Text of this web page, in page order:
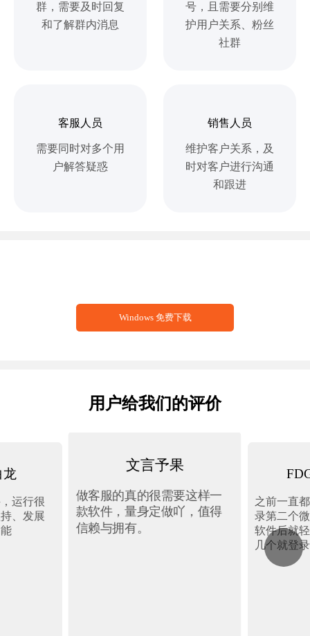
群，需要及时回复
和了解群内消息
号，且需要分别维
护用户关系、粉丝
社群
客服人员
需要同时对多个用
户解答疑惑
销售人员
维护客户关系，及
时对客户进行沟通
和跟进
Windows 免费下载
用户给我们的评价
龙
运行很
、发展
文言予果
做客服的真的很需要这样一
款软件，量身定做吖，值得
信赖与拥有。
之前一直
录第二个
软件后就
几个就登